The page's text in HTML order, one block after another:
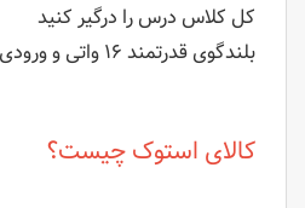
کل کلاس درس را درگیر کنید
بلندگوی قدرتمند ۱۶ واتی و ورودی میکروفون داخلی
کالای استوک چیست؟